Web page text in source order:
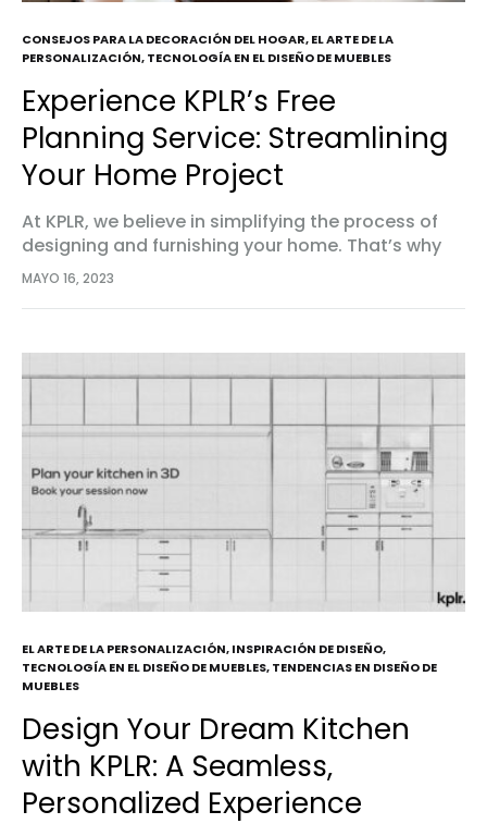
CONSEJOS PARA LA DECORACIÓN DEL HOGAR,EL ARTE DE LA
PERSONALIZACIÓN,TECNOLOGÍA EN EL DISEÑO DE MUEBLES
Experience KPLR’s Free
Planning Service: Streamlining
Your Home Project
At KPLR, we believe in simplifying the process of
designing and furnishing your home. That’s why
we offer a free planning service that will help you
make your home project…
MAYO 16, 2023
EL ARTE DE LA PERSONALIZACIÓN,INSPIRACIÓN DE DISEÑO,
TECNOLOGÍA EN EL DISEÑO DE MUEBLES,TENDENCIAS EN DISEÑO DE
MUEBLES
Design Your Dream Kitchen
with KPLR: A Seamless,
Personalized Experience